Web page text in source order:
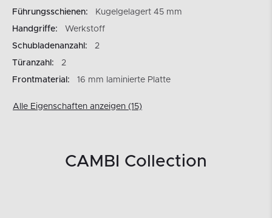
Führungsschienen:
Kugelgelagert 45 mm
Handgriffe:
Werkstoff
Schubladenanzahl:
2
Türanzahl:
2
Frontmaterial:
16 mm laminierte Platte
Alle Eigenschaften anzeigen (15)
CAMBI Collection